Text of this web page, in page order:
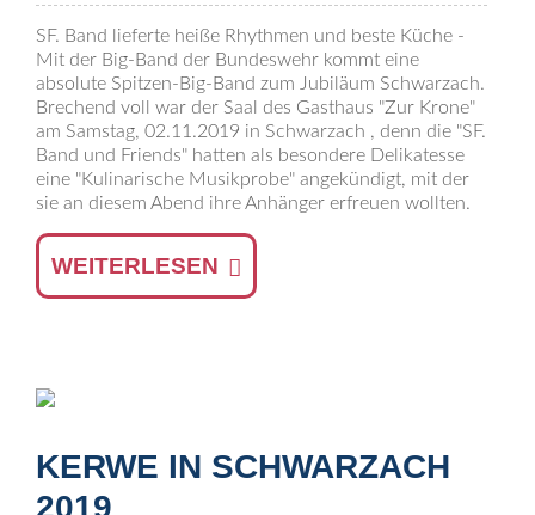
SF. Band lieferte heiße Rhythmen und beste Küche -
Mit der Big-Band der Bundeswehr kommt eine
absolute Spitzen-Big-Band zum Jubiläum Schwarzach.
Brechend voll war der Saal des Gasthaus "Zur Krone"
am Samstag, 02.11.2019 in Schwarzach , denn die "SF.
Band und Friends" hatten als besondere Delikatesse
eine "Kulinarische Musikprobe" angekündigt, mit der
sie an diesem Abend ihre Anhänger erfreuen wollten.
WEITERLESEN
KERWE IN SCHWARZACH
2019